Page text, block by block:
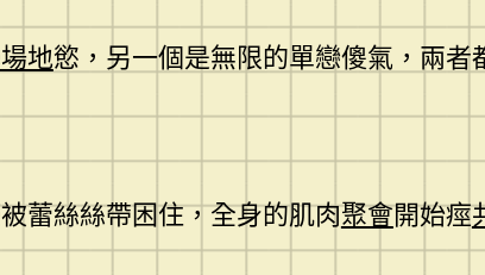
地慾，另一個是無限的單戀傻氣，兩者
蕾絲絲帶困住，全身的肌肉聚會開始痙